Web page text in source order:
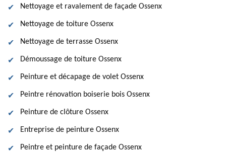
Nettoyage et ravalement de façade Ossenx
Nettoyage de toiture Ossenx
Nettoyage de terrasse Ossenx
Démoussage de toiture Ossenx
Peinture et décapage de volet Ossenx
Peintre rénovation boiserie bois Ossenx
Peinture de clôture Ossenx
Entreprise de peinture Ossenx
Peintre et peinture de façade Ossenx